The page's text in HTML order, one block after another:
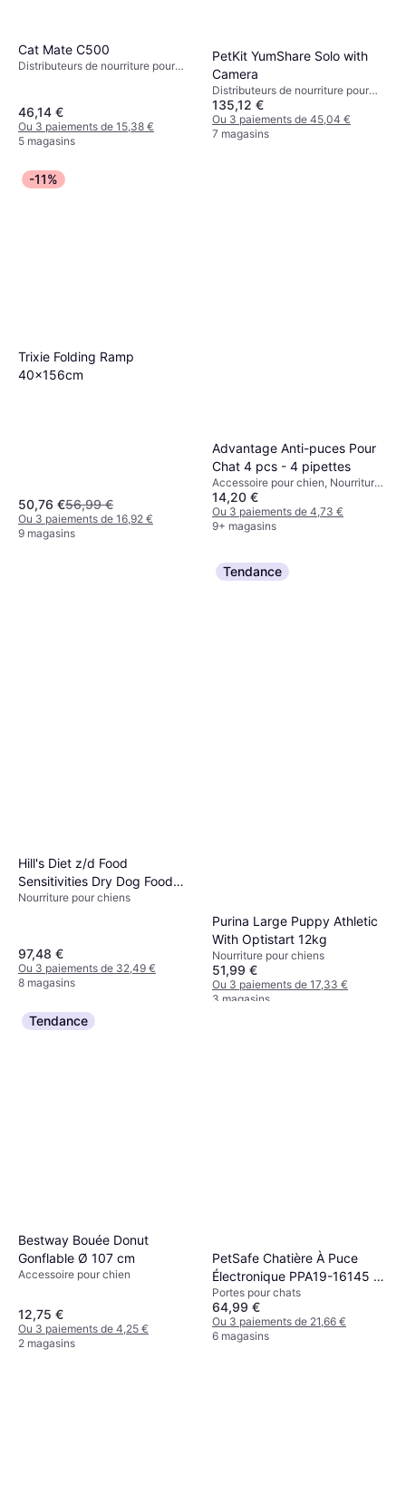
Cat Mate C500
Distributeurs de nourriture pour
46,14 €
Ou 3 paiements de 15,38 €
5 magasins
PetKit YumShare Solo with
Camera
Distributeurs de nourriture pour
chien
135,12 €
Ou 3 paiements de 45,04 €
7 magasins
-11%
Trixie Folding Ramp
40x156cm
50,76 €56,99 €
Ou 3 paiements de 16,92 €
9 magasins
Advantage Anti-puces Pour
Chat 4 pcs - 4 pipettes
Accessoire pour chien, Nourriture
pour chats
14,20 €
Ou 3 paiements de 4,73 €
9+ magasins
Hill's Diet z/d Food
Sensitivities Dry Dog Food
10kg
Nourriture pour chiens
97,48 €
Ou 3 paiements de 32,49 €
8 magasins
Tendance
Purina Large Puppy Athletic
With Optistart 12kg
Nourriture pour chiens
51,99 €
Ou 3 paiements de 17,33 €
3 magasins
Tendance
Bestway Bouée Donut
Gonflable Ø 107 cm
Accessoire pour chien
12,75 €
Ou 3 paiements de 4,25 €
2 magasins
PetSafe Chatière À Puce
Électronique PPA19-16145 22
x 23.9 cm Installation Facile
Portes pour chats
64,99 €
Ou 3 paiements de 21,66 €
6 magasins